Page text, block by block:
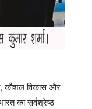
कौशल विकास और
का सर्वश्रेष्ठ